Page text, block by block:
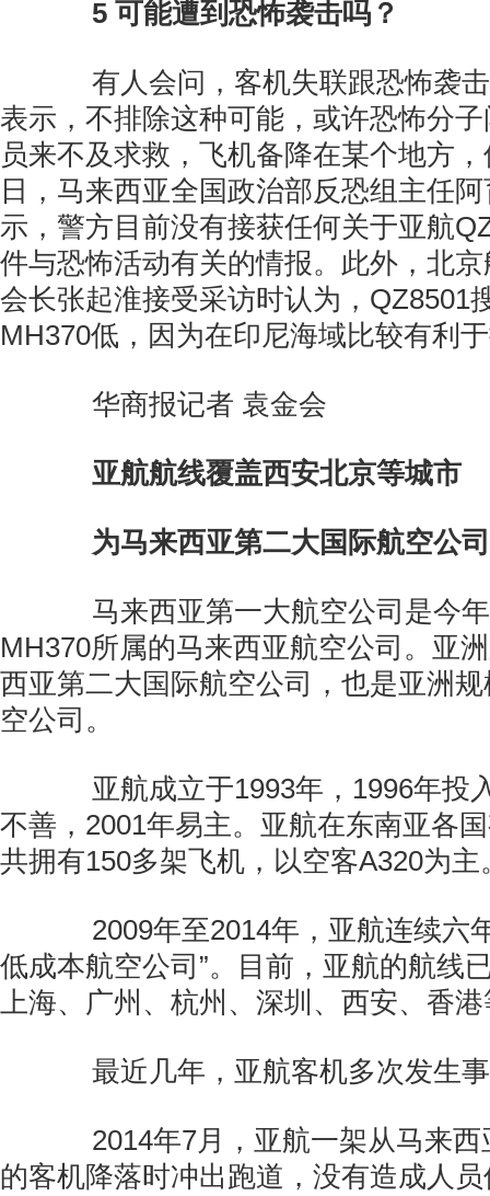
5 可能遭到恐怖袭击吗？
有人会问，客机失联跟恐怖袭击
表示，不排除这种可能，或许恐怖分
员来不及求救，飞机备降在某个地方
日，马来西亚全国政治部反恐组主任
示，警方目前没有接获任何关于亚航
件与恐怖活动有关的情报。此外，北
会长张起淮接受采访时认为，QZ8501
MH370低，因为在印尼海域比较有利
华商报记者 袁金会
亚航航线覆盖西安北京等城市
为马来西亚第二大国际航空公司
马来西亚第一大航空公司是今年
MH370所属的马来西亚航空公司。亚
西亚第二大国际航空公司，也是亚洲
空公司。
亚航成立于1993年，1996年投
不善，2001年易主。亚航在东南亚各
共拥有150多架飞机，以空客A320为主
2009年至2014年，亚航连续六
低成本航空公司”。目前，亚航的航线
上海、广州、杭州、深圳、西安、香
最近几年，亚航客机多次发生
2014年7月，亚航一架从马来西
的客机降落时冲出跑道，没有造成人